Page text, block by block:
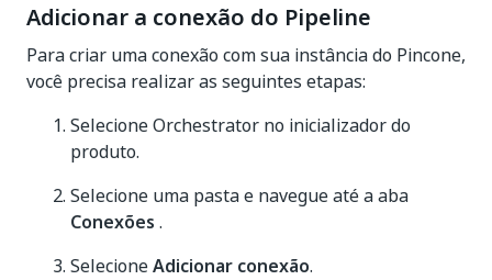
Adicionar a conexão do Pipeline
Para criar uma conexão com sua instância do Pincone,
você precisa realizar as seguintes etapas:
Selecione Orchestrator no inicializador do
produto.
Selecione uma pasta e navegue até a aba
Conexões .
SelecioneAdicionar conexão.